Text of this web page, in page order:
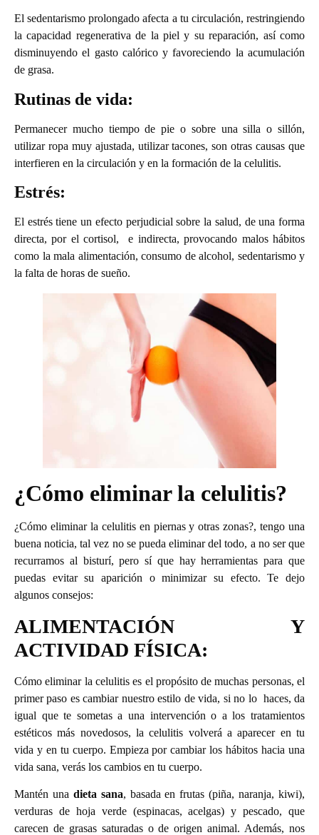
El sedentarismo prolongado afecta a tu circulación, restringiendo
la capacidad regenerativa de la piel y su reparación, así como
disminuyendo el gasto calórico y favoreciendo la acumulación
de grasa.
Rutinas de vida:
Permanecer mucho tiempo de pie o sobre una silla o sillón,
utilizar ropa muy ajustada, utilizar tacones, son otras causas que
interfieren en la circulación y en la formación de la celulitis.
Estrés:
El estrés tiene un efecto perjudicial sobre la salud, de una forma
directa, por el cortisol, e indirecta, provocando malos hábitos
como la mala alimentación, consumo de alcohol, sedentarismo y
la falta de horas de sueño.
¿Cómo eliminar la celulitis?
¿Cómo eliminar la celulitis en piernas y otras zonas?, tengo una
buena noticia, tal vez no se pueda eliminar del todo, a no ser que
recurramos al bisturí, pero sí que hay herramientas para que
puedas evitar su aparición o minimizar su efecto. Te dejo
algunos consejos:
ALIMENTACIÓN Y
ACTIVIDAD FÍSICA:
Cómo eliminar la celulitis es el propósito de muchas personas, el
primer paso es cambiar nuestro estilo de vida, si no lo haces, da
igual que te sometas a una intervención o a los tratamientos
estéticos más novedosos, la celulitis volverá a aparecer en tu
vida y en tu cuerpo. Empieza por cambiar los hábitos hacia una
vida sana, verás los cambios en tu cuerpo.
Mantén una dieta sana, basada en frutas (piña, naranja, kiwi),
verduras de hoja verde (espinacas, acelgas) y pescado, que
carecen de grasas saturadas o de origen animal. Además, nos